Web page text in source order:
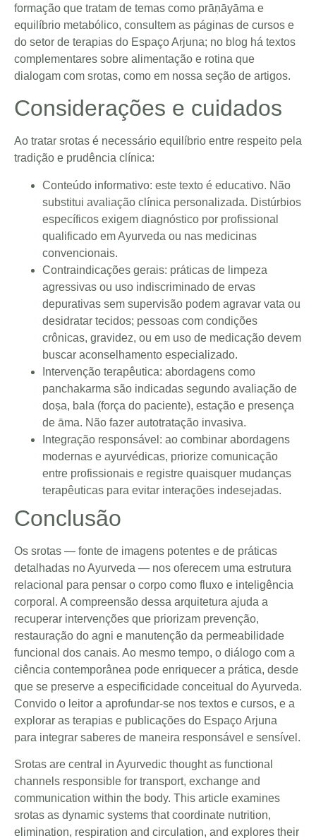
formação que tratam de temas como prāṇāyāma e
equilíbrio metabólico, consultem as páginas de cursos e
do setor de terapias do Espaço Arjuna; no blog há textos
complementares sobre alimentação e rotina que
dialogam com srotas, como em nossa seção de artigos.
Considerações e cuidados
Ao tratar srotas é necessário equilíbrio entre respeito pela
tradição e prudência clínica:
Conteúdo informativo: este texto é educativo. Não
substitui avaliação clínica personalizada. Distúrbios
específicos exigem diagnóstico por profissional
qualificado em Ayurveda ou nas medicinas
convencionais.
Contraindicações gerais: práticas de limpeza
agressivas ou uso indiscriminado de ervas
depurativas sem supervisão podem agravar vata ou
desidratar tecidos; pessoas com condições
crônicas, gravidez, ou em uso de medicação devem
buscar aconselhamento especializado.
Intervenção terapêutica: abordagens como
panchakarma são indicadas segundo avaliação de
doṣa, bala (força do paciente), estação e presença
de āma. Não fazer autotratação invasiva.
Integração responsável: ao combinar abordagens
modernas e ayurvédicas, priorize comunicação
entre profissionais e registre quaisquer mudanças
terapêuticas para evitar interações indesejadas.
Conclusão
Os srotas — fonte de imagens potentes e de práticas
detalhadas no Ayurveda — nos oferecem uma estrutura
relacional para pensar o corpo como fluxo e inteligência
corporal. A compreensão dessa arquitetura ajuda a
recuperar intervenções que priorizam prevenção,
restauração do agni e manutenção da permeabilidade
funcional dos canais. Ao mesmo tempo, o diálogo com a
ciência contemporânea pode enriquecer a prática, desde
que se preserve a especificidade conceitual do Ayurveda.
Convido o leitor a aprofundar-se nos textos e cursos, e a
explorar as terapias e publicações do Espaço Arjuna
para integrar saberes de maneira responsável e sensível.
Srotas are central in Ayurvedic thought as functional
channels responsible for transport, exchange and
communication within the body. This article examines
srotas as dynamic systems that coordinate nutrition,
elimination, respiration and circulation, and explores their